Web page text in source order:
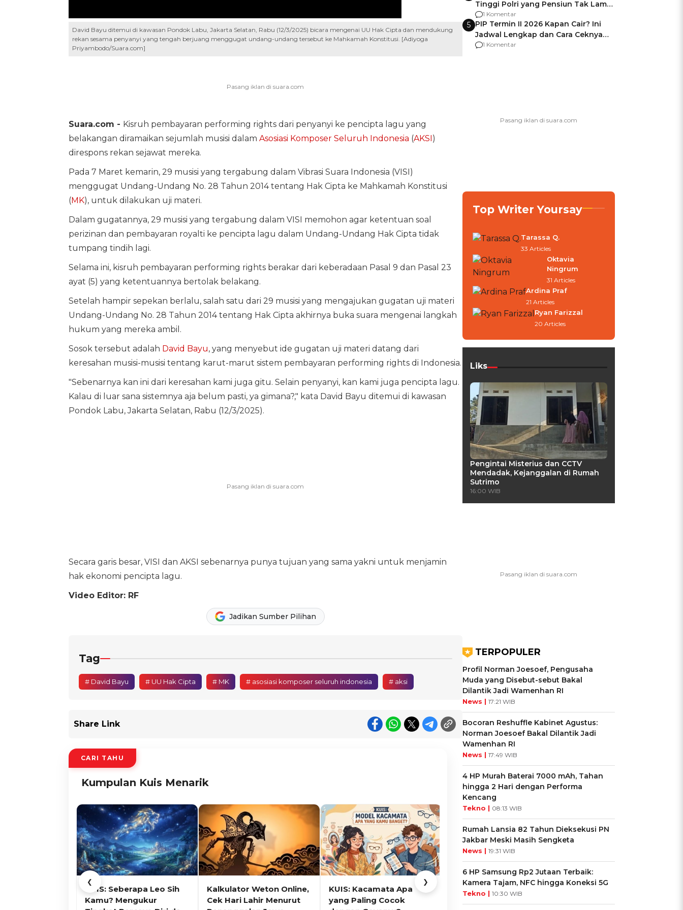
David Bayu ditemui di kawasan Pondok Labu, Jakarta Selatan, Rabu (12/3/2025) bicara mengenai UU Hak Cipta dan mendukung
rekan sesama penyanyi yang tengah berjuang menggugat undang-undang tersebut ke Mahkamah Konstitusi. [Adiyoga
Priyambodo/Suara.com]
Suara.com - Kisruh pembayaran performing rights dari penyanyi ke pencipta lagu yang
belakangan diramaikan sejumlah musisi dalam Asosiasi Komposer Seluruh Indonesia (AKSI)
direspons rekan sejawat mereka.
Pada 7 Maret kemarin, 29 musisi yang tergabung dalam Vibrasi Suara Indonesia (VISI)
menggugat Undang-Undang No. 28 Tahun 2014 tentang Hak Cipta ke Mahkamah Konstitusi
(MK), untuk dilakukan uji materi.
Dalam gugatannya, 29 musisi yang tergabung dalam VISI memohon agar ketentuan soal
perizinan dan pembayaran royalti ke pencipta lagu dalam Undang-Undang Hak Cipta tidak
tumpang tindih lagi.
Selama ini, kisruh pembayaran performing rights berakar dari keberadaan Pasal 9 dan Pasal 23
ayat (5) yang ketentuannya bertolak belakang.
Setelah hampir sepekan berlalu, salah satu dari 29 musisi yang mengajukan gugatan uji materi
Undang-Undang No. 28 Tahun 2014 tentang Hak Cipta akhirnya buka suara mengenai langkah
hukum yang mereka ambil.
Sosok tersebut adalah David Bayu, yang menyebut ide gugatan uji materi datang dari
keresahan musisi-musisi tentang karut-marut sistem pembayaran performing rights di Indonesia.
"Sebenarnya kan ini dari keresahan kami juga gitu. Selain penyanyi, kan kami juga pencipta lagu.
Kalau di luar sana sistemnya aja belum pasti, ya gimana?," kata David Bayu ditemui di kawasan
Pondok Labu, Jakarta Selatan, Rabu (12/3/2025).
Secara garis besar, VISI dan AKSI sebenarnya punya tujuan yang sama yakni untuk menjamin
hak ekonomi pencipta lagu.
Video Editor: RF
Jadikan Sumber Pilihan
Tag
# David Bayu # UU Hak Cipta # MK # asosiasi komposer seluruh indonesia # aksi
Share Link
CARI TAHU
Kumpulan Kuis Menarik
❮
KUIS: Seberapa Leo Sih
Kamu? Mengukur
Kalkulator Weton Online,
Cek Hari Lahir Menurut
KUIS: Kacamata Apa
yang Paling Cocok
KUIS: Sepatu Mana yang
Cocok dengan
❯
Tinggi Polri yang Pensiun Tak Lama
Usai Jadi Brigjen
1 Komentar
5 PIP Termin II 2026 Kapan Cair? Ini
Jadwal Lengkap dan Cara Ceknya
agar Dana Tidak Hangus!
1 Komentar
Top Writer Yoursay
Tarassa Q.
33 Articles
Oktavia
Ningrum
31 Articles
Ardina Praf
21 Articles
Ryan Farizzal
20 Articles
Liks
Pengintai Misterius dan CCTV
Mendadak, Kejanggalan di Rumah
Sutrimo
16:00 WIB
TERPOPULER
Profil Norman Joesoef, Pengusaha
Muda yang Disebut-sebut Bakal
Dilantik Jadi Wamenhan RI
News | 17:21 WIB
Bocoran Reshuffle Kabinet Agustus:
Norman Joesoef Bakal Dilantik Jadi
Wamenhan RI
News | 17:49 WIB
4 HP Murah Baterai 7000 mAh, Tahan
hingga 2 Hari dengan Performa
Kencang
Tekno | 08:13 WIB
Rumah Lansia 82 Tahun Dieksekusi PN
Jakbar Meski Masih Sengketa
News | 19:31 WIB
6 HP Samsung Rp2 Jutaan Terbaik:
Kamera Tajam, NFC hingga Koneksi 5G
Tekno | 10:30 WIB